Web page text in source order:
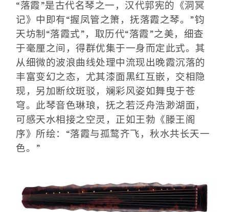
“落霞”是古代名琴之一，汉代郭宪的《洞冥
记》中即有“握凤管之箫，抚落霞之琴。”钧
天坊制“落霞式”，取历代“落霞”之美，细查
于毫厘之间，得群优集于一身而定此式。其
从细微的波浪曲线处理中流现出晚霞沉落的
丰富变幻之态，尤其漆面黑红互嵌，交相隐
现，另加断纹斑驳，斓彩风姿如舞曳于苍
穹。此琴音色琳琅，抚之若泛舟浩渺湖面，
可感天水相接之空灵，正如王勃《滕王阁
序》所绘：“落霞与孤鹜齐飞，秋水共长天一
色。”